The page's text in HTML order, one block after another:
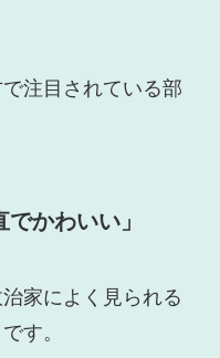
注目されている部
かわいい」
家によく見られる
す。